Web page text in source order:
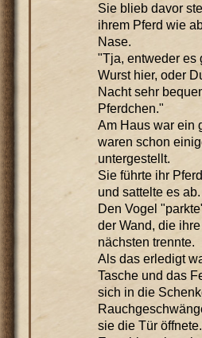
Sie blieb davor
ihrem Pferd wie
Nase.
"Tja, entweder es
Wurst hier, oder
Nacht sehr
Pferdchen."
Am Haus war ein
waren schon
untergestellt.
Sie führte ihr
und sattelte es ab.
Den Vogel
der Wand, die
nächsten trennte.
Als das erledigt
Tasche und das
sich in die
sie die Tür öffnete.